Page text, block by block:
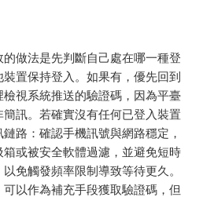
做法是先判斷自己處在哪一種登
置保持登入。如果有，優先回到
視系統推送的驗證碼，因為平臺
訊。若確實沒有任何已登入裝置
路：確認手機訊號與網路穩定，
或被安全軟體過濾，並避免短時
免觸發頻率限制導致等待更久。
以作為補充手段獲取驗證碼，但